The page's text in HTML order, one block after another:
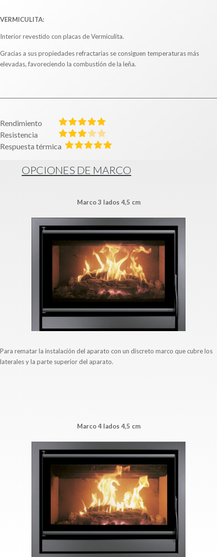
VERMICULITA:
Interior revestido con placas de Vermiculita.
Gracias a sus propiedades refractarias se consiguen temperaturas más
elevadas, favoreciendo la combustión de la leña.
Rendimiento
Resistencia
Respuesta térmica
OPCIONES DE MARCO
Marco 3 lados 4,5 cm
Para rematar la instalación del aparato con un discreto marco que cubre los
laterales y la parte superior del aparato.
Marco 4 lados 4,5 cm